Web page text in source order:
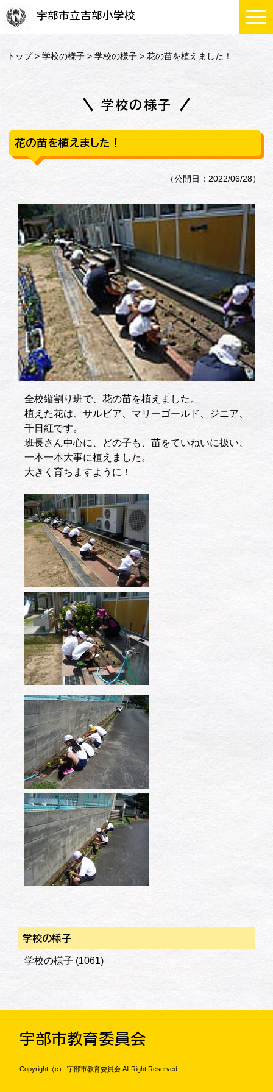
宇部市立吉部小学校
トップ>学校の様子 >学校の様子 > 花の苗を植えました！
学校の様子
花の苗を植えました！
（公開日：2022/06/28）
全校縦割り班で、花の苗を植えました。
植えた花は、サルビア、マリーゴールド、ジニア、
千日紅です。
班長さん中心に、どの子も、苗をていねいに扱い、
一本一本大事に植えました。
大きく育ちますように！
学校の様子
学校の様子 (1061)
宇部市教育委員会
Copyright（c） 宇部市教育委員会.All Right Reserved.